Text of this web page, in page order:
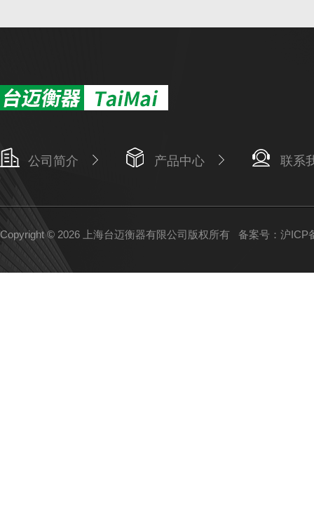
公司简介 产品中心 联系
Copyright © 2026 上海台迈衡器有限公司版权所有 备案号：沪ICP